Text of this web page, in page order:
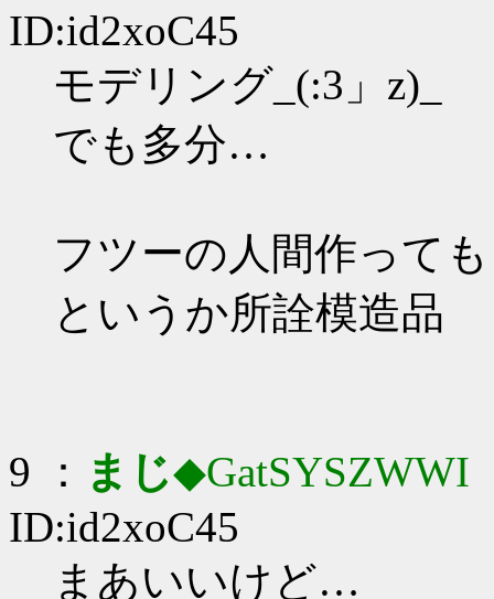
ID:id2xoC45
モデリング_(:3」z)_
でも多分…
フツーの人間作っても
というか所詮模造品
9 ： まじ◆GatSYSZWWI
ID:id2xoC45
まあいいけど…